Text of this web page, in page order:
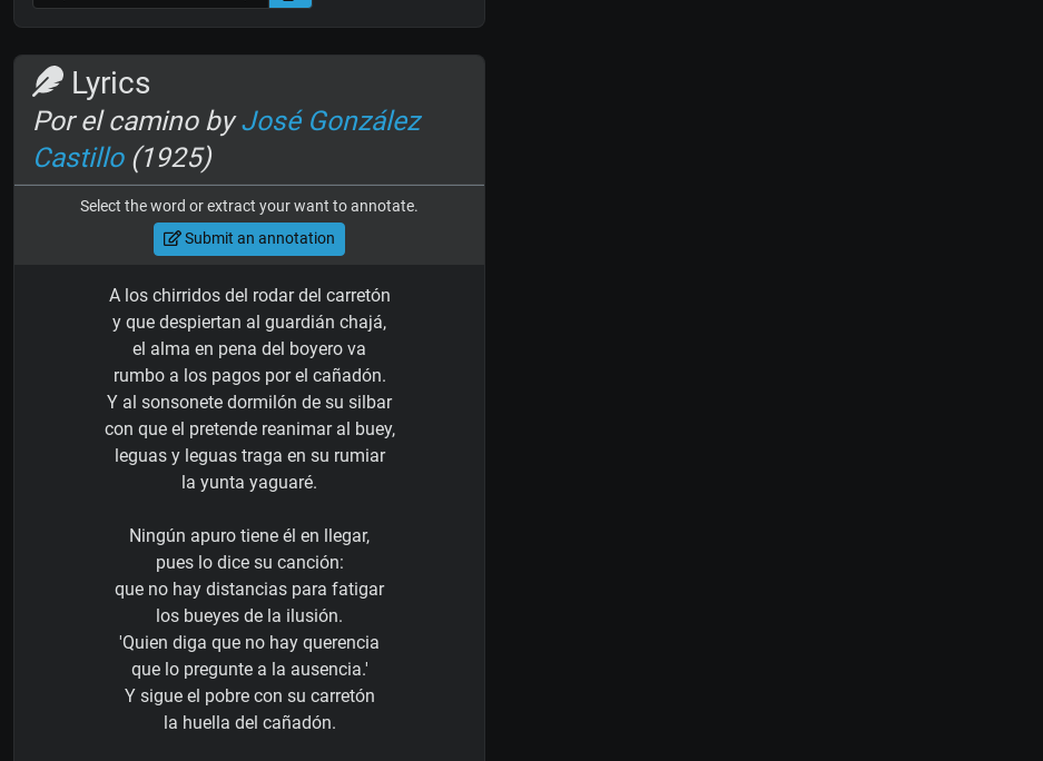
Lyrics
Por el camino byJosé González
Castillo(1925)
Select the word or extract your want to annotate.
Submit an annotation
A los chirridos del rodar del carretón
y que despiertan al guardián chajá,
el alma en pena del boyero va
rumbo a los pagos por el cañadón.
Y al sonsonete dormilón de su silbar
con que el pretende reanimar al buey,
leguas y leguas traga en su rumiar
la yunta yaguaré.
Ningún apuro tiene él en llegar,
pues lo dice su canción:
que no hay distancias para fatigar
los bueyes de la ilusión.
'Quien diga que no hay querencia
que lo pregunte a la ausencia.'
Y sigue el pobre con su carretón
la huella del cañadón.